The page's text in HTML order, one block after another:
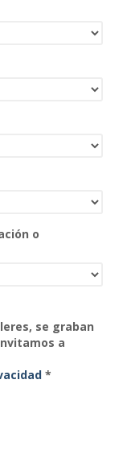
o
se graban
a
*